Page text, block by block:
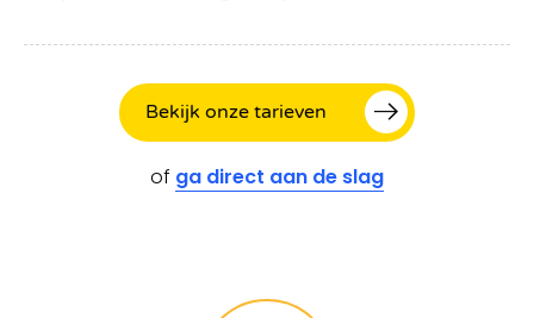
Bekijk onze tarieven
of ga direct aan de slag